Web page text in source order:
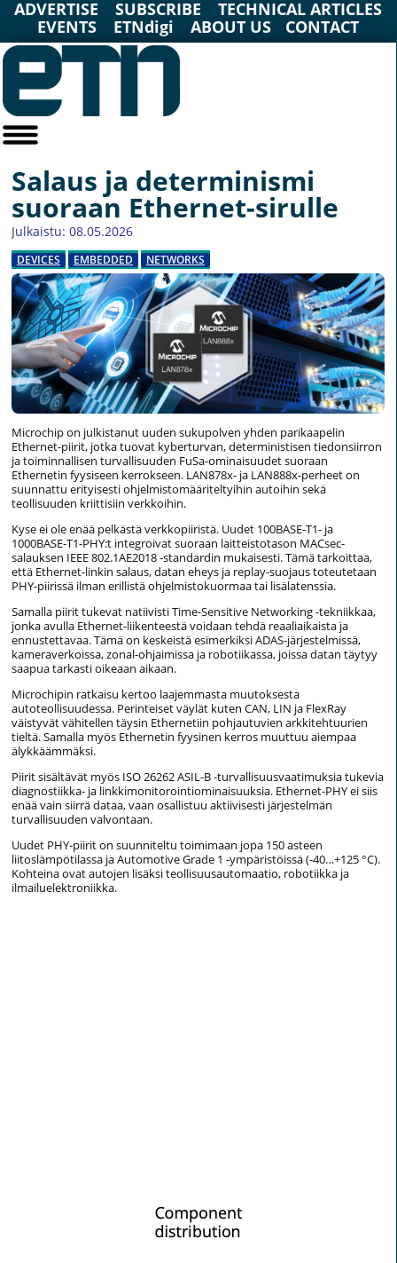
ADVERTISE SUBSCRIBE
TECHNICAL ARTICLES
EVENTS
ETNdigi ABOUT US CONTACT
Salaus ja determinismi
suoraan Ethernet-sirulle
Julkaistu: 08.05.2026
DEVICES EMBEDDED NETWORKS
Microchip on julkistanut uuden sukupolven yhden parikaapelin
Ethernet-piirit, jotka tuovat kyberturvan, deterministisen tiedonsiirron
ja toiminnallisen turvallisuuden FuSa-ominaisuudet suoraan
Ethernetin fyysiseen kerrokseen. LAN878x- ja LAN888x-perheet on
suunnattu erityisesti ohjelmistomääriteltyihin autoihin sekä
teollisuuden kriittisiin verkkoihin.
Kyse ei ole enää pelkästä verkkopiiristä. Uudet 100BASE-T1- ja
1000BASE-T1-PHY:t integroivat suoraan laitteistotason MACsec-
salauksen IEEE 802.1AE2018 -standardin mukaisesti. Tämä tarkoittaa,
että Ethernet-linkin salaus, datan eheys ja replay-suojaus toteutetaan
PHY-piirissä ilman erillistä ohjelmistokuormaa tai lisälatenssia.
Samalla piirit tukevat natiivisti Time-Sensitive Networking -tekniikkaa,
jonka avulla Ethernet-liikenteestä voidaan tehdä reaaliaikaista ja
ennustettavaa. Tämä on keskeistä esimerkiksi ADAS-järjestelmissä,
kameraverkoissa, zonal-ohjaimissa ja robotiikassa, joissa datan täytyy
saapua tarkasti oikeaan aikaan.
Microchipin ratkaisu kertoo laajemmasta muutoksesta
autoteollisuudessa. Perinteiset väylät kuten CAN, LIN ja FlexRay
väistyvät vähitellen täysin Ethernetiin pohjautuvien arkkitehtuurien
tieltä. Samalla myös Ethernetin fyysinen kerros muuttuu aiempaa
älykkäämmäksi.
Piirit sisältävät myös ISO 26262 ASIL-B -turvallisuusvaatimuksia tukevia
diagnostiikka- ja linkkimonitorointiominaisuuksia. Ethernet-PHY ei siis
enää vain siirrä dataa, vaan osallistuu aktiivisesti järjestelmän
turvallisuuden valvontaan.
Uudet PHY-piirit on suunniteltu toimimaan jopa 150 asteen
liitoslämpötilassa ja Automotive Grade 1 -ympäristöissä (-40…+125 °C).
Kohteina ovat autojen lisäksi teollisuusautomaatio, robotiikka ja
ilmailuelektroniikka.